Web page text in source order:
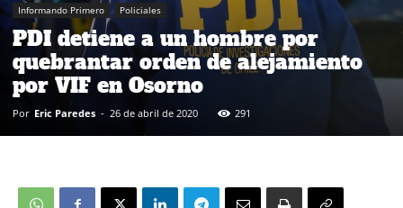
Informando Primero Policiales
PDI detiene a un hombre por
quebrantar orden de alejamiento
por VIF en Osorno
Por Eric Paredes - 26 de abril de 2020 291